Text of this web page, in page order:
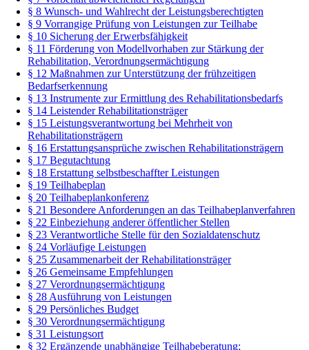
§ 8 Wunsch- und Wahlrecht der Leistungsberechtigten
§ 9 Vorrangige Prüfung von Leistungen zur Teilhabe
§ 10 Sicherung der Erwerbsfähigkeit
§ 11 Förderung von Modellvorhaben zur Stärkung der
Rehabilitation, Verordnungsermächtigung
§ 12 Maßnahmen zur Unterstützung der frühzeitigen
Bedarfserkennung
§ 13 Instrumente zur Ermittlung des Rehabilitationsbedarfs
§ 14 Leistender Rehabilitationsträger
§ 15 Leistungsverantwortung bei Mehrheit von
Rehabilitationsträgern
§ 16 Erstattungsansprüche zwischen Rehabilitationsträgern
§ 17 Begutachtung
§ 18 Erstattung selbstbeschaffter Leistungen
§ 19 Teilhabeplan
§ 20 Teilhabeplankonferenz
§ 21 Besondere Anforderungen an das Teilhabeplanverfahren
§ 22 Einbeziehung anderer öffentlicher Stellen
§ 23 Verantwortliche Stelle für den Sozialdatenschutz
§ 24 Vorläufige Leistungen
§ 25 Zusammenarbeit der Rehabilitationsträger
§ 26 Gemeinsame Empfehlungen
§ 27 Verordnungsermächtigung
§ 28 Ausführung von Leistungen
§ 29 Persönliches Budget
§ 30 Verordnungsermächtigung
§ 31 Leistungsort
§ 32 Ergänzende unabhängige Teilhabeberatung;